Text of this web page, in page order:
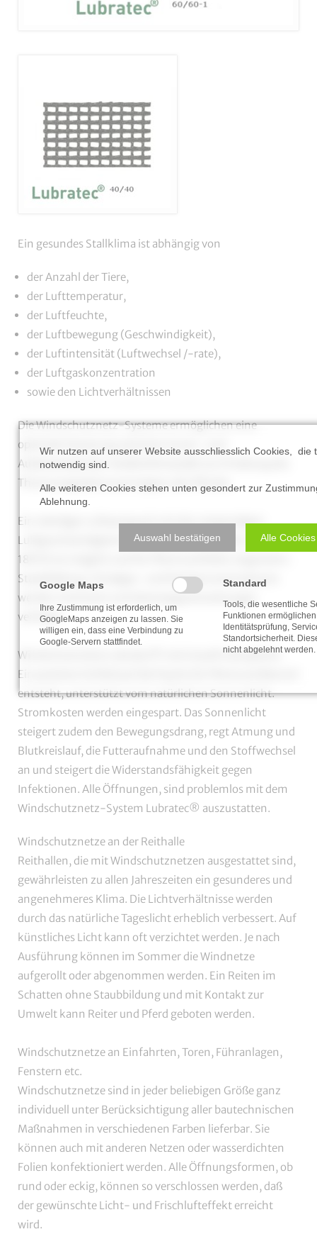
Ein gesundes Stallklima ist abhängig von
der Anzahl der Tiere,
der Lufttemperatur,
der Luftfeuchte,
der Luftbewegung (Geschwindigkeit),
der Luftintensität (Luftwechsel /-rate),
der Luftgaskonzentration
sowie den Lichtverhältnissen
Die Windschutznetz-Systeme ermöglichen eine
optimale Steuerung zwischen Innen- und
Außentemperatur (Außenklimastall) zur Erhaltung des
Thermoregulationsvermögens des Pferdes.
Ein ständiger Luftaustausch mit der notwendigen
Luftgeschwindigkeit (Frischluft ohne Zugluft, DIN
18910) ist möglich und für Pferd und Reiter angenehm.
Staubbildung, Schadgas- und Keimkonzentrationen
werden minimiert und Atemwegserkrankungen
verhütet.
Windschutznetze Lubratec® sind visuell transparent.
Ein positiver Einfluß auf die Psyche für Pferd und Mensch
entsteht, unterstützt vom natürlichen Sonnenlicht.
Stromkosten werden eingespart. Das Sonnenlicht
steigert zudem den Bewegungsdrang, regt Atmung und
Blutkreislauf, die Futteraufnahme und den Stoffwechsel
an und steigert die Widerstandsfähigkeit gegen
Infektionen. Alle Öffnungen, sind problemlos mit dem
Windschutznetz-System Lubratec® auszustatten.
Windschutznetze an der Reithalle
Reithallen, die mit Windschutznetzen ausgestattet sind,
gewährleisten zu allen Jahreszeiten ein gesunderes und
angenehmeres Klima. Die Lichtverhältnisse werden
durch das natürliche Tageslicht erheblich verbessert. Auf
künstliches Licht kann oft verzichtet werden. Je nach
Ausführung können im Sommer die Windnetze
aufgerollt oder abgenommen werden. Ein Reiten im
Schatten ohne Staubbildung und mit Kontakt zur
Umwelt kann Reiter und Pferd geboten werden.
Windschutznetze an Einfahrten, Toren, Führanlagen,
Fenstern etc.
Windschutznetze sind in jeder beliebigen Größe ganz
individuell unter Berücksichtigung aller bautechnischen
Maßnahmen in verschiedenen Farben lieferbar. Sie
können auch mit anderen Netzen oder wasserdichten
Folien konfektioniert werden. Alle Öffnungsformen, ob
rund oder eckig, können so verschlossen werden, daß
der gewünschte Licht- und Frischlufteffekt erreicht
wird.
Wir nutzen auf unserer Website ausschliesslich Cookies, die
notwendig sind.
Alle weiteren Cookies stehen unten gesondert zur
Ablehnung.
Auswahl bestätigen Alle
Google Maps
Ihre Zustimmung ist erforderlich, um
GoogleMaps anzeigen zu lassen. Sie
willigen ein, dass eine Verbindung zu
Google-Servern stattfindet.
Standard
Tools, die wesentliche
Funktionen
Identitätsprüfung,
Standortsicherheit.
nicht abgelehnt werden.